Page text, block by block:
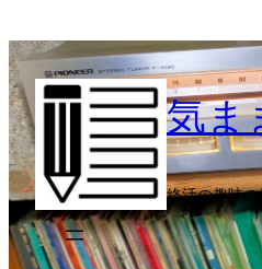
容
を
ス
キ
ッ
プ
気ま
終活の趣味